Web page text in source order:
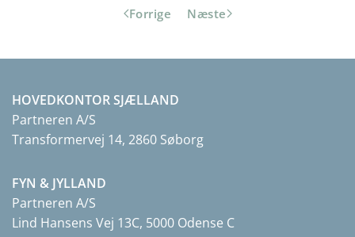
Forrige Næste
HOVEDKONTOR SJÆLLAND
Partneren A/S
Transformervej 14, 2860 Søborg
FYN & JYLLAND
Partneren A/S
Lind Hansens Vej 13C, 5000 Odense C